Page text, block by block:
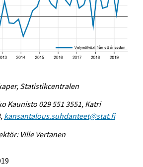
Statistikcentralen
Kaunisto 029 551 3551, Katri
kansantalous.suhdanteet@stat.fi
Ville Vertanen